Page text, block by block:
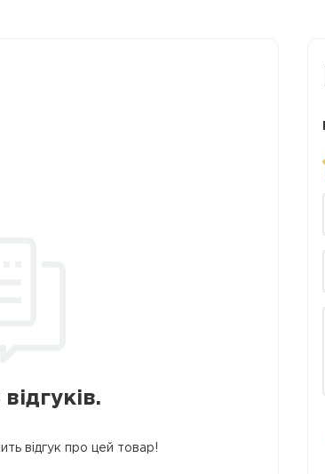
відгук про цей товар!